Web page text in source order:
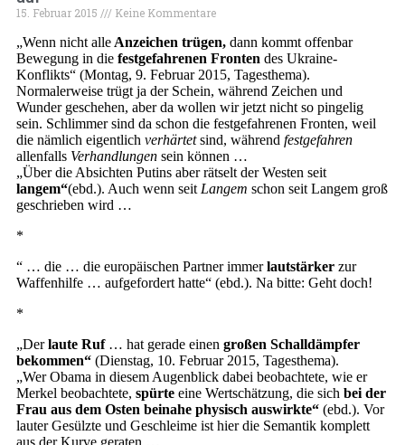
15. Februar 2015 Keine Kommentare
„Wenn nicht alle Anzeichen trügen, dann kommt offenbar
Bewegung in die festgefahrenen Fronten des Ukraine-
Konflikts“ (Montag, 9. Februar 2015, Tagesthema).
Normalerweise trügt ja der Schein, während Zeichen und
Wunder geschehen, aber da wollen wir jetzt nicht so pingelig
sein. Schlimmer sind da schon die festgefahrenen Fronten, weil
die nämlich eigentlich verhärtetsind, während festgefahren
allenfalls Verhandlungen sein können …
„Über die Absichten Putins aber rätselt der Westen seit
langem“(ebd.). Auch wenn seit Langem schon seit Langem groß
geschrieben wird …
*
“ … die … die europäischen Partner immerlautstärker zur
Waffenhilfe … aufgefordert hatte“ (ebd.). Na bitte: Geht doch!
*
„Derlaute Ruf … hat gerade einen großen Schalldämpfer
bekommen“ (Dienstag, 10. Februar 2015, Tagesthema).
„Wer Obama in diesem Augenblick dabei beobachtete, wie er
Merkel beobachtete, spürte eine Wertschätzung, die sich bei der
Frau aus dem Osten beinahe physisch auswirkte“ (ebd.). Vor
lauter Gesülzte und Geschleime ist hier die Semantik komplett
aus der Kurve geraten …